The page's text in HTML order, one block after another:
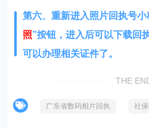
第六、重新进入照片回执号
照”按钮，进入后可以下载回
可以办理相关证件了。
THE
广东省数码相片回执 社